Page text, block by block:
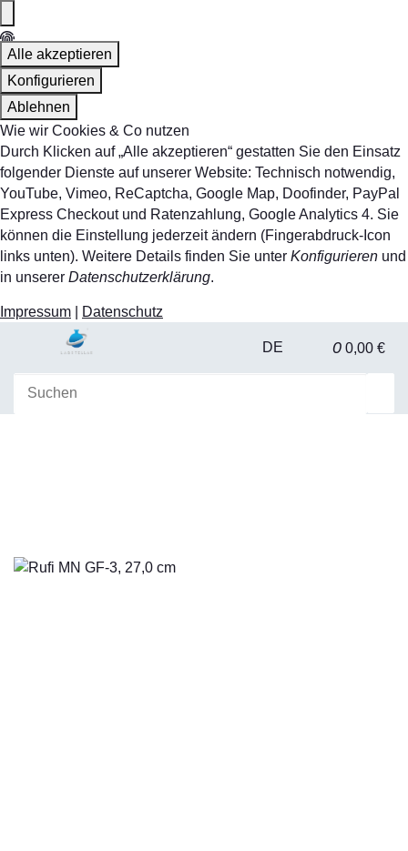
Alle akzeptieren
Konfigurieren
Ablehnen
Wie wir Cookies & Co nutzen
Durch Klicken auf „Alle akzeptieren“ gestatten Sie den Einsatz
folgender Dienste auf unserer Website: Technisch notwendig,
YouTube, Vimeo, ReCaptcha, Google Map, Doofinder, PayPal
Express Checkout und Ratenzahlung, Google Analytics 4. Sie
können die Einstellung jederzeit ändern (Fingerabdruck-Icon
links unten). Weitere Details finden Sie unter Konfigurieren und
in unserer Datenschutzerklärung.
Impressum Datenschutz
DE 0 0,00 €